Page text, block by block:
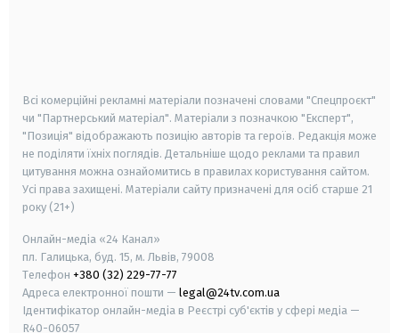
Всі комерційні рекламні матеріали позначені словами "Спецпроєкт"
чи "Партнерський матеріал". Матеріали з позначкою "Експерт",
"Позиція" відображають позицію авторів та героїв. Редакція може
не поділяти їхніх поглядів. Детальніше щодо реклами та правил
цитування можна ознайомитись в правилах користування сайтом.
Усі права захищені. Матеріали сайту призначені для осіб старше 21
року (21+)
Онлайн-медіа «24 Канал»
пл. Галицька, буд. 15, м. Львів, 79008
Телефон +380 (32) 229-77-77
Адреса електронної пошти — legal@24tv.com.ua
Ідентифікатор онлайн-медіа в Реєстрі суб'єктів у сфері медіа —
R40-06057